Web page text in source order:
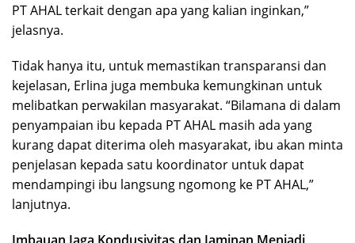
PT AHAL terkait dengan apa yang kalian inginkan,”
jelasnya.
Tidak hanya itu, untuk memastikan transparansi dan
kejelasan, Erlina juga membuka kemungkinan untuk
melibatkan perwakilan masyarakat. “Bilamana di dalam
penyampaian ibu kepada PT AHAL masih ada yang
kurang dapat diterima oleh masyarakat, ibu akan minta
penjelasan kepada satu koordinator untuk dapat
mendampingi ibu langsung ngomong ke PT AHAL,”
lanjutnya.